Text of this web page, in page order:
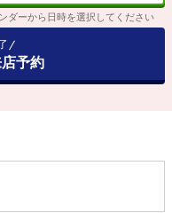
ダーから日時を選択してください
予約